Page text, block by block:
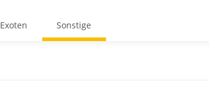
Exoten Sonstige